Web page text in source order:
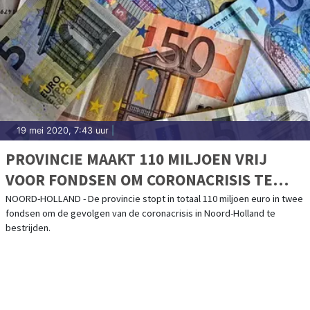
19 mei 2020, 7:43 uur
PROVINCIE MAAKT 110 MILJOEN VRIJ
VOOR FONDSEN OM CORONACRISIS TE
BESTRIJDEN
NOORD-HOLLAND - De provincie stopt in totaal 110 miljoen euro in twee
fondsen om de gevolgen van de coronacrisis in Noord-Holland te
bestrijden.